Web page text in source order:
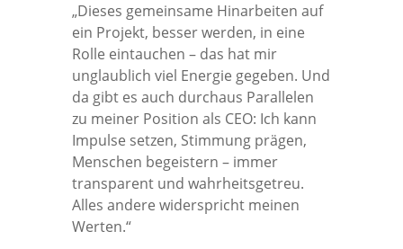
„Dieses gemeinsame Hinarbeiten auf
ein Projekt, besser werden, in eine
Rolle eintauchen – das hat mir
unglaublich viel Energie gegeben. Und
da gibt es auch durchaus Parallelen
zu meiner Position als CEO: Ich kann
Impulse setzen, Stimmung prägen,
Menschen begeistern – immer
transparent und wahrheitsgetreu.
Alles andere widerspricht meinen
Werten.“